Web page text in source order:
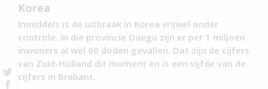
Korea
Inmiddels is de uitbraak in Korea vrijwel onder
controle. In die provincie Daegu zijn er per 1 miljoen
inwoners al wel 60 doden gevallen. Dat zijn de cijfers
van Zuid-Holland dit moment en is een vijfde van de
cijfers in Brabant.